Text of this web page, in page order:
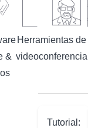
&
Herramientas de
videoconferencia
Tutorial: